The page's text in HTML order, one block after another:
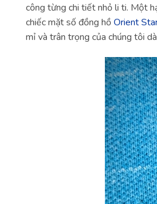
công từng chi tiết nhỏ li ti. Một
chiếc mặt số đồng hồ Orient
mỉ và trân trọng của chúng tôi